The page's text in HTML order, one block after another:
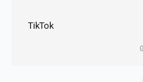
TikTok